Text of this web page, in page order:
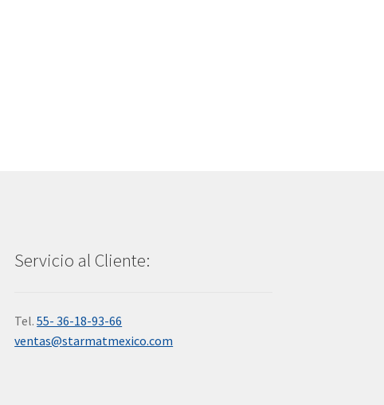
Servicio al Cliente:
Tel.55- 36-18-93-66
ventas@starmatmexico.com